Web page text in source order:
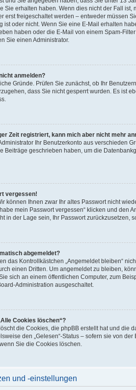
Sie erhalten haben. Wenn dies nicht der Fall
erst freigeschaltet werden – entweder müssen
ist oder nicht. Wenn Sie eine E-Mail erhalten
haben oder die E-Mail von einem Spam-
Sie einen Administrator.
anmelden?
Gründe. Prüfen Sie zunächst, ob Ihr
dass Sie nicht gesperrt wurden. Es ist
Zeit registriert, kann mich aber nicht mehr
Ihr Benutzerkonto aus verschieden
Beiträge geschrieben haben, um die
vergessen!
können Ihnen zwar Ihr altes Passwort nicht
mein Passwort vergessen“ klicken und
in der Lage sein, Ihr Passwort zurückzusetzen,
abgemeldet?
das Kontrollkästchen „Angemeldet bleiben“
einen Dritten. Um angemeldet zu bleiben,
sich an einem öffentlichen Computer, zum
Administration ausgeschaltet.
Cookies löschen“?
die Cookies, die phpBB erstellt hat und
den „Gelesen“-Status – sofern sie von
Sie die Cookies löschen.
und -einstellungen